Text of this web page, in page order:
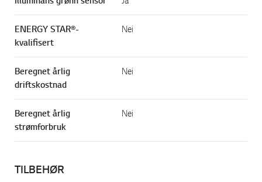
ENERGY STAR®-
kvalifisert
Nei
Beregnet årlig
driftskostnad
Nei
Beregnet årlig
strømforbruk
Nei
TILBEHØR